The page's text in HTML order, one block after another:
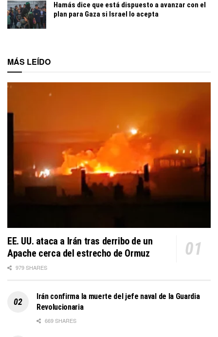
Hamás dice que está dispuesto a avanzar con el
plan para Gaza si Israel lo acepta
MÁS LEÍDO
EE. UU. ataca a Irán tras derribo de un
Apache cerca del estrecho de Ormuz
979 SHARES
Irán confirma la muerte del jefe naval de la Guardia
Revolucionaria
669 SHARES